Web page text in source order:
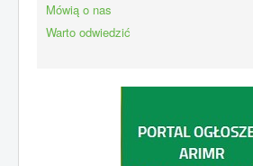
Mówią o nas
Warto odwiedzić